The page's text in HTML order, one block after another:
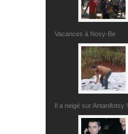
Vacances à Nosy-Be
Il a neigé sur Antanifotsy !